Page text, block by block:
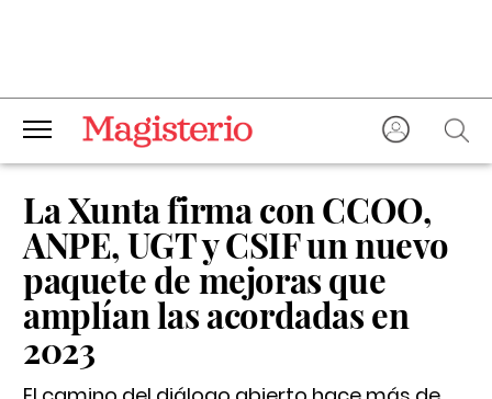
La Xunta firma con CCOO,
ANPE, UGT y CSIF un nuevo
paquete de mejoras que
amplían las acordadas en
2023